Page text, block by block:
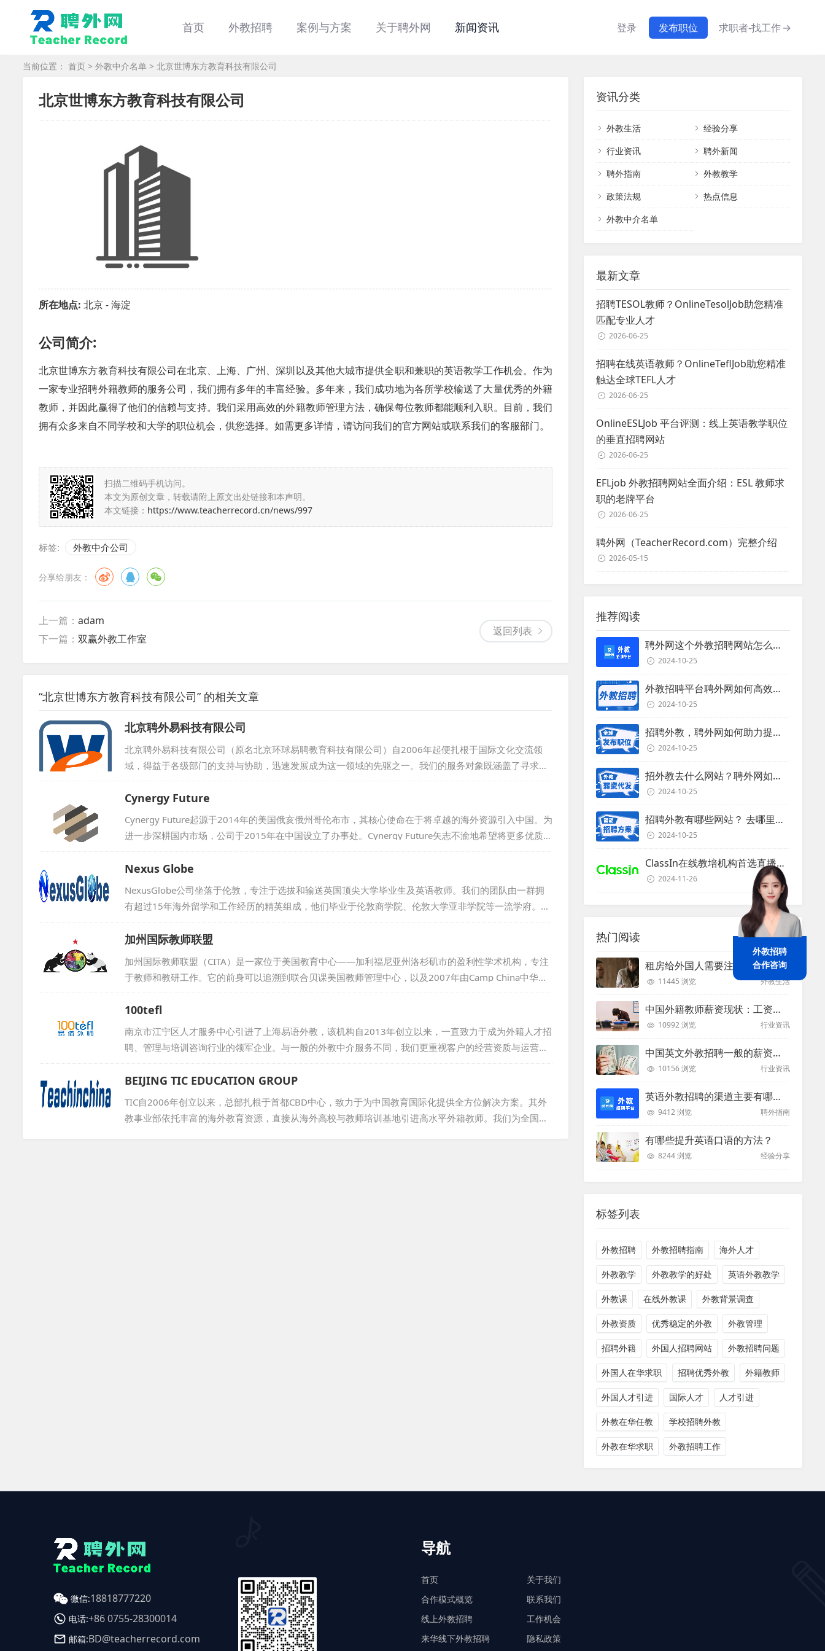
首页 外教招聘 案例与方案 关于聘外网 新闻资讯 登录 发布职位 求职者-找工作→
当前位置： 首页 > 外教中介名单 > 北京世博东方教育科技有限公司
北京世博东方教育科技有限公司
所在地点: 北京 - 海淀
公司简介:
北京世博东方教育科技有限公司在北京、上海、广州、深圳以及其他大城市提供全职和兼职的英语教学工作机会。作为
一家专业招聘外籍教师的服务公司，我们拥有多年的丰富经验。多年来，我们成功地为各所学校输送了大量优秀的外籍
教师，并因此赢得了他们的信赖与支持。我们采用高效的外籍教师管理方法，确保每位教师都能顺利入职。目前，我们
拥有众多来自不同学校和大学的职位机会，供您选择。如需更多详情，请访问我们的官方网站或联系我们的客服部门。
扫描二维码手机访问。
本文为原创文章，转载请附上原文出处链接和本声明。
本文链接： https://www.teacherrecord.cn/news/997
标签: 外教中介公司
分享给朋友：
返回列表
上一篇： adam
下一篇： 双赢外教工作室
“北京世博东方教育科技有限公司” 的相关文章
北京聘外易科技有限公司
北京聘外易科技有限公司（原名北京环球易聘教育科技有限公司）自2006年起便扎根于国际文化交流领
域，得益于各级部门的支持与协助，迅速发展成为这一领域的先驱之一。我们的服务对象既涵盖了寻求外
籍人才的企事业单位，也包括了那些希望在中国找到合适工作机会的外籍专业人才。在聘外易科技的运营
体系中，我们设有专业的信息技术研发团队和外籍人才服务团队，致力于让外教招聘变得更为便捷高效。
此外，我们还荣获了中国认证联盟颁发的行业示范企业称号，并积累了2000+教育领域的客户信任与支
持。...
Cynergy Future
Cynergy Future起源于2014年的美国俄亥俄州哥伦布市，其核心使命在于将卓越的海外资源引入中国。为
进一步深耕国内市场，公司于2015年在中国设立了办事处。Cynergy Future矢志不渝地希望将更多优质的
海外资源引入中国，通过教育的桥梁，让中国的学子们能够亲身体验并领略世界的广阔与多彩。依托中美
双方优质的院校资源，公司已成功促成了多所中美院校的合作与交流，进而推动中美两国在教育和文化领
域的深度交融与发展。...
Nexus Globe
NexusGlobe公司坐落于伦敦，专注于选拔和输送英国顶尖大学毕业生及英语教师。我们的团队由一群拥
有超过15年海外留学和工作经历的精英组成，他们毕业于伦敦商学院、伦敦大学亚非学院等一流学府。自
公司成立以来，NexusGlobe已与众多英国知名大学及语言培训机构建立了稳固的合作关系，如伦敦大学
伯贝克学院、考文垂大学、坎特博雷教师培训中心、普特茅斯大学，以及Experience English教师培训学
校和普特茅斯语言学校等。我们始终致力于为客户提供最优质的人才选拔与输送服务。...
加州国际教师联盟
加州国际教师联盟（CITA）是一家位于美国教育中心——加利福尼亚州洛杉矶市的盈利性学术机构，专注
于教师和教研工作。它的前身可以追溯到联合贝课美国教师管理中心，以及2007年由Camp China中华营
美国教师团体创建的Camp China国际教师俱乐部。这个联盟的核心力量在于精英教师，立足加州，扎根
北美，同时影响全球。其下设的CITAJobs@外教人力资源部，专门为国际机构提供卓越的外教人力咨询服
务，致力于推动国际教育的交流与发展。...
100tefl
南京市江宁区人才服务中心引进了上海易语外教，该机构自2013年创立以来，一直致力于成为外籍人才招
聘、管理与培训咨询行业的领军企业。与一般的外教中介服务不同，我们更重视客户的经营资质与运营需
求，提供量身定制的服务方案，确保客户能够合法地聘用外籍人才。我们旨在通过专业的服务，为客户的
业务发展提供有力的支持，成为他们最值得信赖的合作伙伴。...
BEIJING TIC EDUCATION GROUP
TIC自2006年创立以来，总部扎根于首都CBD中心，致力于为中国教育国际化提供全方位解决方案。其外
教事业部依托丰富的海外教育资源，直接从海外高校与教师培训基地引进高水平外籍教师。我们为全国各
资讯分类
外教生活
经验分享
行业资讯
聘外新闻
聘外指南
外教教学
政策法规
热点信息
外教中介名单
最新文章
招聘TESOL教师？OnlineTesolJob助您精准
匹配专业人才
2026-06-25
招聘在线英语教师？OnlineTeflJob助您精准
触达全球TEFL人才
2026-06-25
OnlineESLJob 平台评测：线上英语教学职位
的垂直招聘网站
2026-06-25
EFLjob 外教招聘网站全面介绍：ESL 教师求
职的老牌平台
2026-06-25
聘外网（TeacherRecord.com）完整介绍
2026-05-15
推荐阅读
聘外网这个外教招聘网站怎么样？
2024-10-25
外教招聘平台聘外网如何高效招聘外教？
2024-10-25
招聘外教，聘外网如何助力提升招聘效率？
2024-10-25
招外教去什么网站？聘外网如何助力企业外教招聘
2024-10-25
招聘外教有哪些网站？ 去哪里招聘外教？
2024-10-25
ClassIn在线教培机构首选直播课堂服务商
2024-11-26
热门阅读
租房给外国人需要注意些什么？
11445 浏览 外教生活
中国外籍教师薪资现状：工资和待遇都非常高
10992 浏览 行业资讯
中国英文外教招聘一般的薪资是多少？
10156 浏览 行业资讯
英语外教招聘的渠道主要有哪些？
9412 浏览 聘外指南
有哪些提升英语口语的方法？
8244 浏览 经验分享
标签列表
外教招聘 外教招聘指南 海外人才
外教教学 外教教学的好处 英语外教教学
外教课 在线外教课 外教背景调查
外教资质 优秀稳定的外教 外教管理
招聘外籍 外国人招聘网站 外教招聘问题
外国人在华求职 招聘优秀外教 外籍教师
外国人才引进 国际人才 人才引进
外教在华任教 学校招聘外教
外教在华求职 外教招聘工作
微信:18818777220
电话:+86 0755-28300014
邮箱:BD@teacherrecord.com
导航
首页
合作模式概览
线上外教招聘
来华线下外教招聘
关于我们
联系我们
工作机会
隐私政策
外教招聘
合作咨询